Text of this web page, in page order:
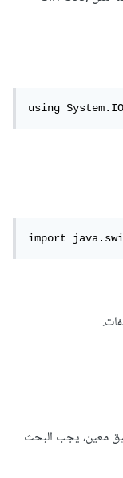
using System.IO
import
معين، يجب البحث